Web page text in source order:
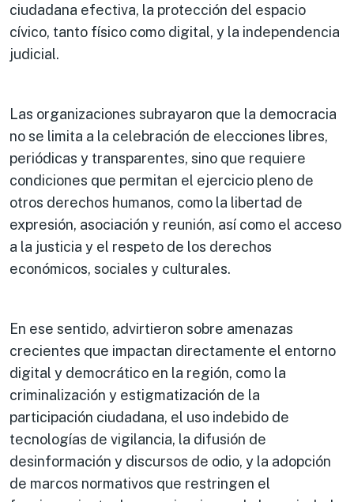
ciudadana efectiva, la protección del espacio
cívico, tanto físico como digital, y la independencia
judicial.
Las organizaciones subrayaron que la democracia
no se limita a la celebración de elecciones libres,
periódicas y transparentes, sino que requiere
condiciones que permitan el ejercicio pleno de
otros derechos humanos, como la libertad de
expresión, asociación y reunión, así como el acceso
a la justicia y el respeto de los derechos
económicos, sociales y culturales.
En ese sentido, advirtieron sobre amenazas
crecientes que impactan directamente el entorno
digital y democrático en la región, como la
criminalización y estigmatización de la
participación ciudadana, el uso indebido de
tecnologías de vigilancia, la difusión de
desinformación y discursos de odio, y la adopción
de marcos normativos que restringen el